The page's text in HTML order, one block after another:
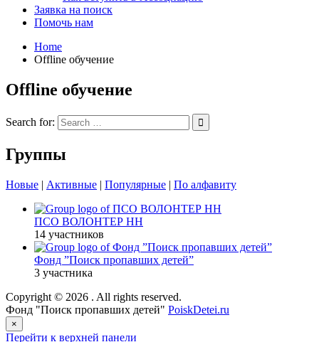
Заявка на поиск
Помочь нам
Home
Offline обучение
Offline обучение
Search for:
Группы
Новые | Активные | Популярные | По алфавиту
ПСО ВОЛОНТЕР НН
14 участников
Фонд ”Поиск пропавших детей”
3 участника
Copyright © 2026 . All rights reserved.
Фонд "Поиск пропавших детей" PoiskDetei.ru
×
Перейти к верхней панели